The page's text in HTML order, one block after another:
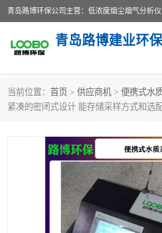
青岛路博建业环
当前位置： 首页 > 供应商机 > 便携式水
紧凑的密闭式设计 能存储采样方式和选
生物安全柜 气
水质检测仪 手
恒温恒湿称重系统
实验室仪器
便携式水质采样器